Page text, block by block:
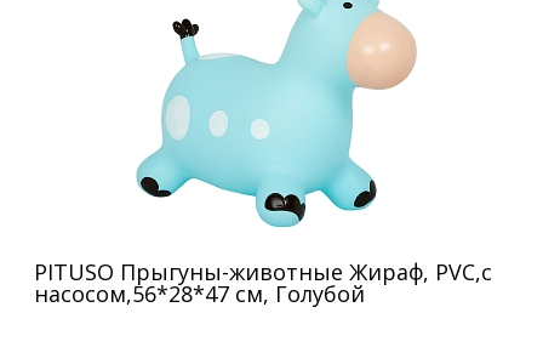
PITUSO Прыгуны-животные Жираф, PVC,с
насосом,56*28*47 см, Голубой